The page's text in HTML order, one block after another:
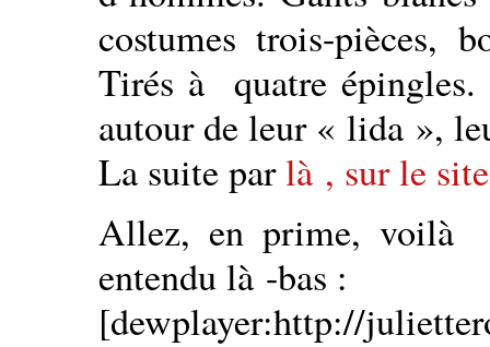
costumes trois-pièces,
Tirés à quatre épingles.
autour de leur « lida »,
La suite parlà , sur le
Allez, en prime, voilà
entendu là -bas :
[dewplayer:http://